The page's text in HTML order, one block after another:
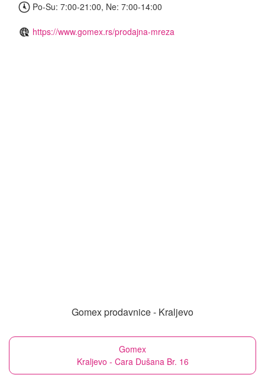
Po-Su: 7:00-21:00, Ne: 7:00-14:00
https://www.gomex.rs/prodajna-mreza
Gomex prodavnice - Kraljevo
Gomex
Kraljevo - Cara Dušana Br. 16